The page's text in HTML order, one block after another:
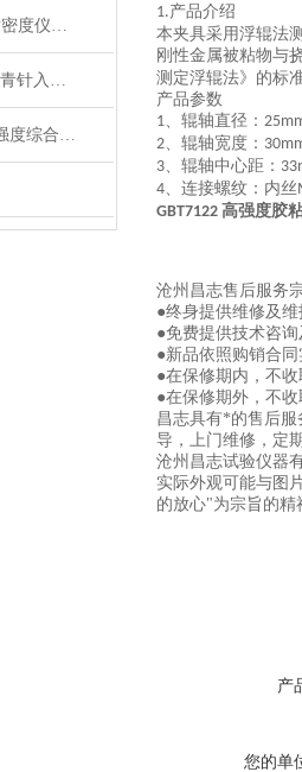
JDM-1型电动土壤相对密度仪技术参数
SZR-5、6、7型智能沥青针入度仪产品展示
YTL-20C型 路面材料强度综合试验仪产品展示
1.产品介绍
本夹具采用浮辊法
刚性金属被粘物与
测定浮辊法》的标
产品参数
1、辊轴直径：
2、辊轴宽度：
3、辊轴中心距：
4、连接螺纹：内丝
GBT7122 高强度胶
沧州昌志售后服务
●终身提供维修及
●免费提供技术咨
●新品依照购销合
●在保修期内，不
●在保修期外，不
昌志具有*的售后
导，上门维修，定
沧州昌志试验仪器
实际外观可能与图
的放心"为宗旨的精
产
您的单